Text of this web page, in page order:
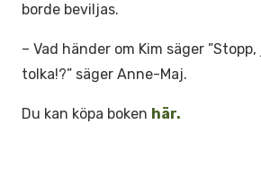
borde beviljas.
– Vad händer om Kim säger
tolka!?” säger Anne-Maj.
Du kan köpa boken här.